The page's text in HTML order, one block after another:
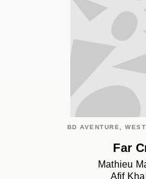
BD AVENTURE,
Far
Mathieu
Afif